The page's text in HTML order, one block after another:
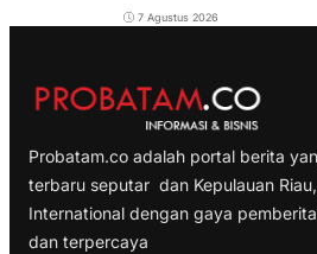
7 Agustus 2026
Probatam.co adalah portal berita
terbaru seputar dan Kepulauan
International dengan gaya
dan terpercaya